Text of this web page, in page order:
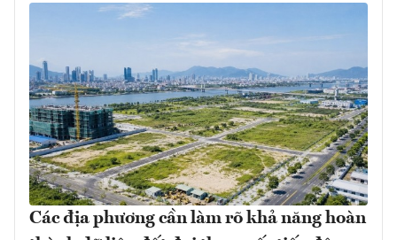
Các địa phương cần làm rõ khả năng hoàn